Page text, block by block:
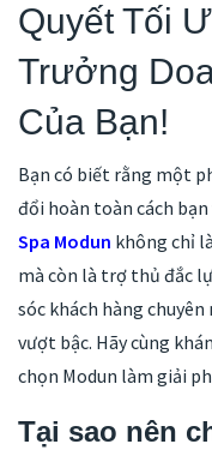
Quyết Tối
Trưởng
Của Bạn!
Bạn có biết rằng một
đổi hoàn toàn cách
Spa Modun không chỉ
mà còn là trợ thủ đắc
sóc khách hàng
vượt bậc. Hãy cùng
chọn Modun làm giải
Tại sao nên